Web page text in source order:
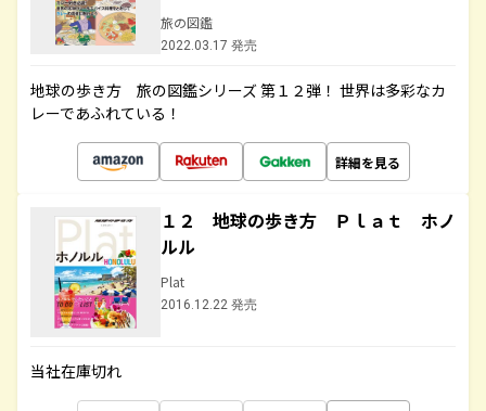
旅の図鑑
2022.03.17 発売
地球の歩き方 旅の図鑑シリーズ 第１２弾！ 世界は多彩なカ
レーであふれている！
詳細を見る
１２ 地球の歩き方 Ｐｌａｔ ホノ
ルル
Plat
2016.12.22 発売
当社在庫切れ